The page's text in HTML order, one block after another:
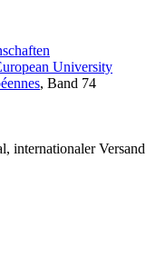
University
, Band 74
internationaler Versand